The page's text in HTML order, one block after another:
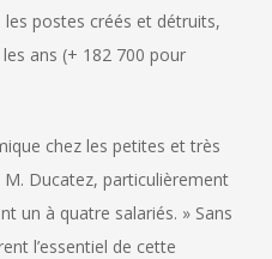
les postes créés et détruits,
ans (+ 182 700 pour
chez les petites et très
Ducatez, particulièrement
un à quatre salariés. » Sans
l’essentiel de cette